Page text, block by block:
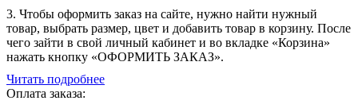
3. Чтобы оформить заказ на сайте, нужно найти нужный
товар, выбрать размер, цвет и добавить товар в корзину. После
чего зайти в свой личный кабинет и во вкладке «Корзина»
нажать кнопку «ОФОРМИТЬ ЗАКАЗ».
Читать подробнее
Оплата заказа: